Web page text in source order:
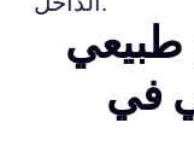
طبيعي
في